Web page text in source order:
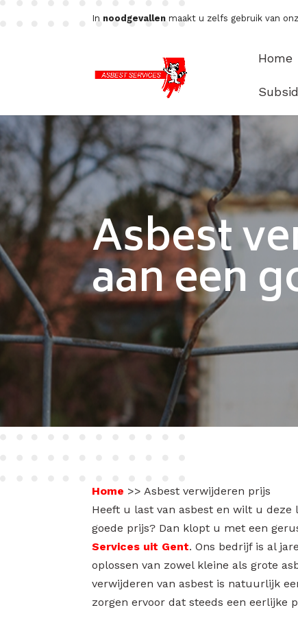
In noodgevallen maakt u zelfs gebruik van
Home
Asbest
aan een
Home >>Asbest verwijderen prijs
Heeft u last van asbest en wilt u deze
goede prijs? Dan klopt u met een
Services uit Gent. Ons bedrijf is al
oplossen van zowel kleine als grote
verwijderen van asbest is natuurlijk
zorgen ervoor dat steeds een eerlijke